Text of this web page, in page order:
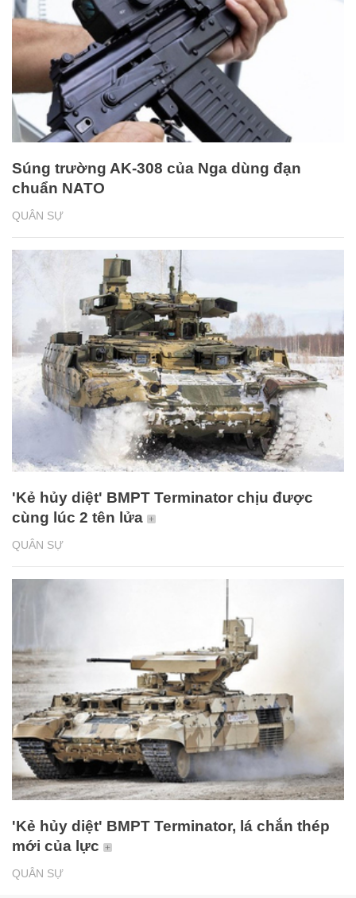
QUÂN SỰ
Súng trường AK-308 của Nga dùng đạn
chuẩn NATO
QUÂN SỰ
'Kẻ hủy diệt' BMPT Terminator chịu được
cùng lúc 2 tên lửa
QUÂN SỰ
'Kẻ hủy diệt' BMPT Terminator, lá chắn thép
mới của lực